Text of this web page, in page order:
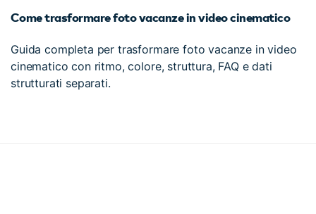
Come trasformare foto vacanze in video cinematico
Guida completa per trasformare foto vacanze in video
cinematico con ritmo, colore, struttura, FAQ e dati
strutturati separati.